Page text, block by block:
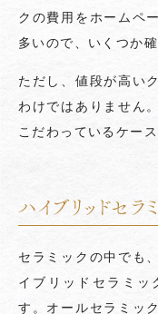
クの費用をホームペ
多いので、いくつか
ただし、値段が高い
わけではありません
こだわっているケー
ハイブリッドセラ
セラミックの中でも
イブリッドセラミッ
す。オールセラミッ